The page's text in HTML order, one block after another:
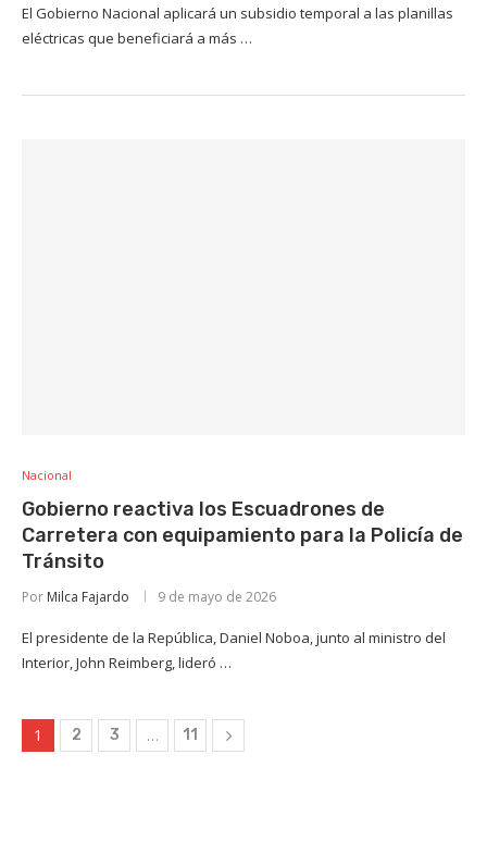
El Gobierno Nacional aplicará un subsidio temporal a las planillas
eléctricas que beneficiará a más …
Nacional
Gobierno reactiva los Escuadrones de
Carretera con equipamiento para la Policía de
Tránsito
Por Milca Fajardo 9 de mayo de 2026
El presidente de la República, Daniel Noboa, junto al ministro del
Interior, John Reimberg, lideró …
1 2 3 … 11